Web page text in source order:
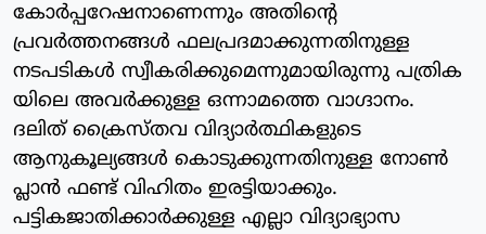
കോര്‍പ്പറേഷനാണെന്നും അതിന്റെ
പ്രവര്‍ത്തനങ്ങള്‍ ഫലപ്രദമാക്കുന്നതിനുള്ള
നടപടികള്‍ സ്വീകരിക്കുമെന്നുമായിരുന്നു പത്രിക
യിലെ അവര്‍ക്കുള്ള ഒന്നാമത്തെ വാഗ്ദാനം.
ദലിത് ക്രൈസ്തവ വിദ്യാര്‍ത്ഥികളുടെ
ആനുകൂല്യങ്ങള്‍ കൊടുക്കുന്നതിനുള്ള നോണ്‍
പ്ലാന്‍ ഫണ്ട് വിഹിതം ഇരട്ടിയാക്കും.
പട്ടികജാതിക്കാര്‍ക്കുള്ള എല്ലാ വിദ്യാഭ്യാസ